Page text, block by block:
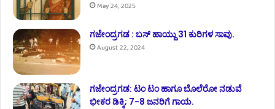
May 24, 2025
ಗಜೇಂದ್ರಗಡ : ಬಸ್ ಹಾಯ್ದು 31 ಕುರಿಗಳ ಸಾವು.
August 22, 2024
ಗಜೇಂದ್ರಗಡ: ಟಂ ಟಂ ಹಾಗೂ ಬೊಲೆರೋ ನಡುವೆ
ಭೀಕರ ಡಿಕ್ಕಿ; 7-8 ಜನರಿಗೆ ಗಾಯ.